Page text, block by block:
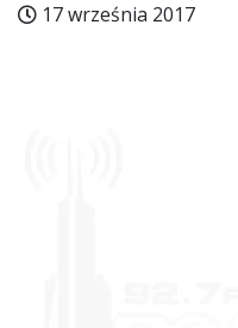
17 września 2017